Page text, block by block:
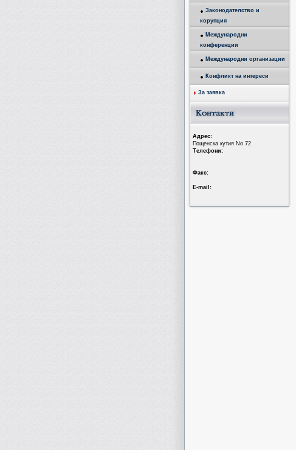
Законодателство и
корупция
Международни
конференции
Международни организации
Конфликт на интереси
За заявка
Aдрес:
Пощенска кутия No 72
Tелефони:
Факс:
Е-mail: